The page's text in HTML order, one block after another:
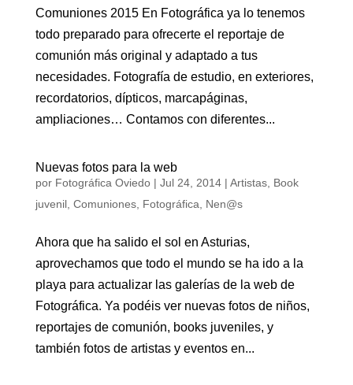
Comuniones 2015 En Fotográfica ya lo tenemos
todo preparado para ofrecerte el reportaje de
comunión más original y adaptado a tus
necesidades. Fotografía de estudio, en exteriores,
recordatorios, dípticos, marcapáginas,
ampliaciones… Contamos con diferentes...
Nuevas fotos para la web
por Fotográfica Oviedo| Jul 24, 2014| Artistas, Book
juvenil, Comuniones, Fotográfica Nen@s
Ahora que ha salido el sol en Asturias,
aprovechamos que todo el mundo se ha ido a la
playa para actualizar las galerías de la web de
Fotográfica. Ya podéis ver nuevas fotos de niños,
reportajes de comunión, books juveniles, y
también fotos de artistas y eventos en...